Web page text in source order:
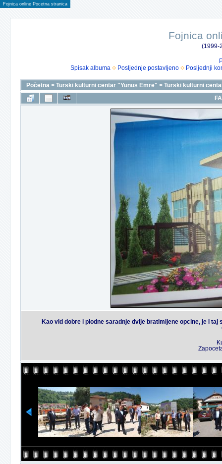
Fojnica online Pocetna stranica
Fojnica
(1999-
Spisak albuma
Posljednje postavljeno Posljednji
Početna > Turski kulturni centar "Yunus Emre" > Turski kulturni
Kao vid dobre i plodne saradnje dvije bratimljene opcine, je i